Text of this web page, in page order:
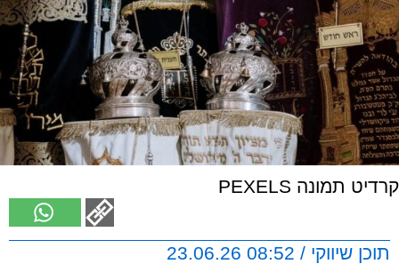
קרדיט תמונה PEXELS
תוכן שיווקי / 08:52 23.06.26